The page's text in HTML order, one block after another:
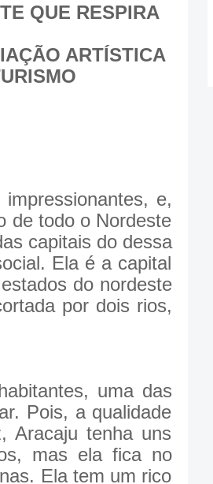
QUE RESPIRA
ARTÍSTICA
e,
de todo o Nordeste
capitais do dessa
Ela é a capital
do nordeste
por dois rios,
uma das
Pois, a qualidade
Aracaju tenha uns
mas ela fica no
Ela tem um rico